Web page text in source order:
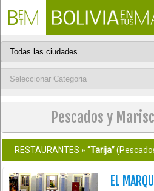
Pescados y
RESTAURANTES »“Tarija”
EL